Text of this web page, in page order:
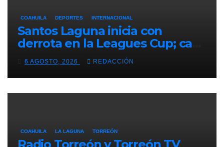
COAHUILA DEPORTES INTERNACIONAL
Santos Laguna inicia con
derrota en la Leagues Cup; cae
2-0 ante New York City FC
6 AGOSTO, 2026 REDACCIÓN
COAHUILA LA LAGUNA TORREÓN